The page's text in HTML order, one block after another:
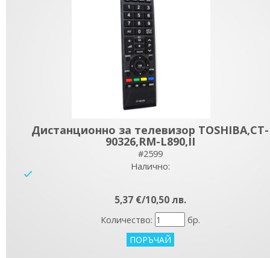
Дистанционно за телевизор TOSHIBA,CT-
90326,RM-L890,II
#2599
Налично:
5,37 €/10,50 лв.
Количество: бр.